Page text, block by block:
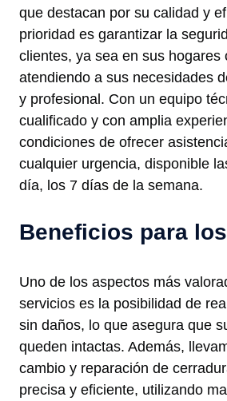
que destacan por su calidad y
prioridad es garantizar la
clientes, ya sea en sus hogares
atendiendo a sus necesidades
y profesional. Con un equipo
cualificado y con amplia
condiciones de ofrecer
cualquier urgencia, disponible
día, los 7 días de la semana.
Beneficios para
Uno de los aspectos más
servicios es la posibilidad de
sin daños, lo que asegura que
queden intactas. Además,
cambio y reparación de
precisa y eficiente, utilizando